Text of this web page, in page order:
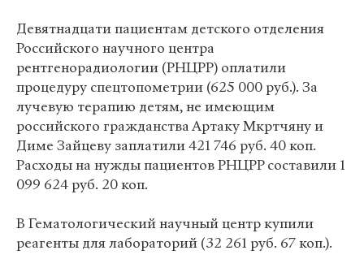
Девятнадцати пациентам детского отделения
Российского научного центра
рентгенорадиологии (РНЦРР) оплатили
процедуру спецтопометрии (625 000 руб.). За
лучевую терапию детям, не имеющим
российского гражданства Артаку Мкртчяну и
Диме Зайцеву заплатили 421 746 руб. 40 коп.
Расходы на нужды пациентов РНЦРР составили 1
099 624 руб. 20 коп.
В Гематологический научный центр купили
реагенты для лабораторий (32 261 руб. 67 коп.).